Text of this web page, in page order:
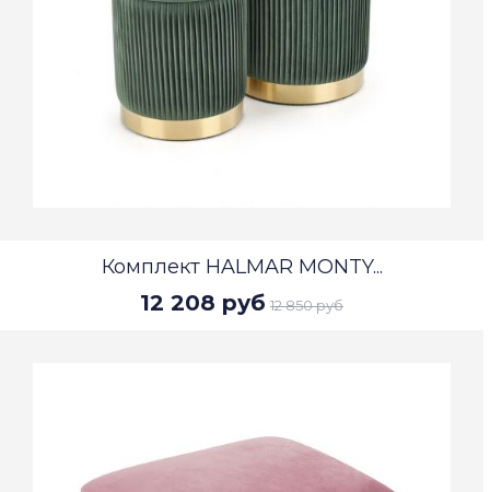
Комплект HALMAR MONTY...
12 208 руб 12 850 руб